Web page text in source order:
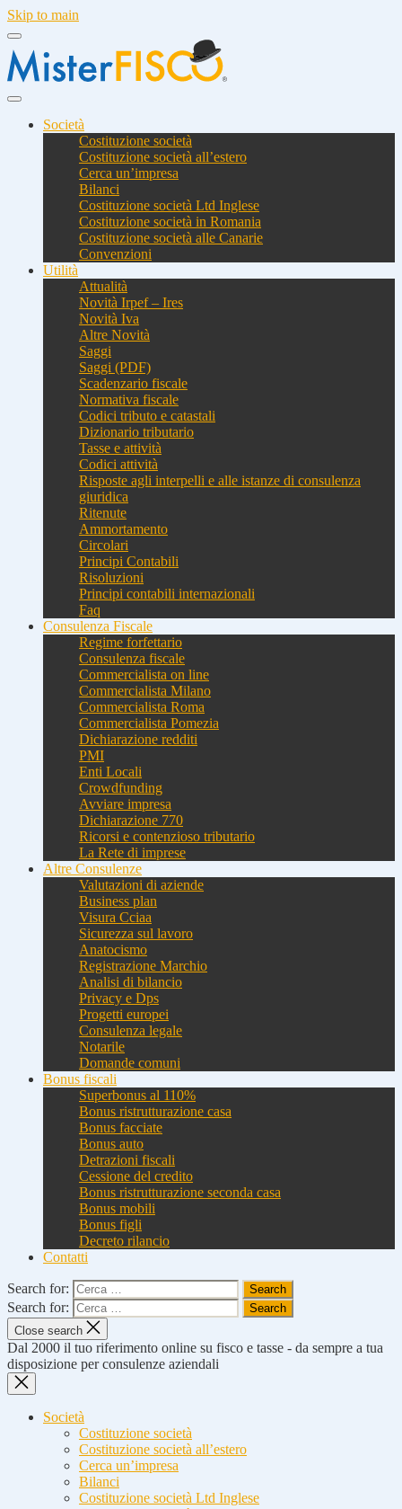
Skip to main
Società
Costituzione società
Costituzione società all’estero
Cerca un’impresa
Bilanci
Costituzione società Ltd Inglese
Costituzione società in Romania
Costituzione società alle Canarie
Convenzioni
Utilità
Attualità
Novità Irpef – Ires
Novità Iva
Altre Novità
Saggi
Saggi (PDF)
Scadenzario fiscale
Normativa fiscale
Codici tributo e catastali
Dizionario tributario
Tasse e attività
Codici attività
Risposte agli interpelli e alle istanze di consulenza
giuridica
Ritenute
Ammortamento
Circolari
Principi Contabili
Risoluzioni
Principi contabili internazionali
Faq
Consulenza Fiscale
Regime forfettario
Consulenza fiscale
Commercialista on line
Commercialista Milano
Commercialista Roma
Commercialista Pomezia
Dichiarazione redditi
PMI
Enti Locali
Crowdfunding
Avviare impresa
Dichiarazione 770
Ricorsi e contenzioso tributario
La Rete di imprese
Altre Consulenze
Valutazioni di aziende
Business plan
Visura Cciaa
Sicurezza sul lavoro
Anatocismo
Registrazione Marchio
Analisi di bilancio
Privacy e Dps
Progetti europei
Consulenza legale
Notarile
Domande comuni
Bonus fiscali
Superbonus al 110%
Bonus ristrutturazione casa
Bonus facciate
Bonus auto
Detrazioni fiscali
Cessione del credito
Bonus ristrutturazione seconda casa
Bonus mobili
Bonus figli
Decreto rilancio
Contatti
Search for:
Search for:
Close search
Dal 2000 il tuo riferimento online su fisco e tasse - da sempre a tua
disposizione per consulenze aziendali
Società
Costituzione società
Costituzione società all’estero
Cerca un’impresa
Bilanci
Costituzione società Ltd Inglese